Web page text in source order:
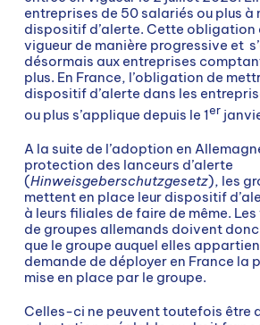
entreprises de 50 salariés ou plus à
dispositif d’alerte. Cette obligation
vigueur de manière progressive et
désormais aux entreprises
plus. En France, l’obligation de
dispositif d’alerte dans les
ou plus s’applique depuis le 1er
A la suite de l’adoption en
protection des lanceurs d’alerte
(Hinweisgeberschutzgesetz), les
mettent en place leur dispositif
à leurs filiales de faire de même.
de groupes allemands doivent donc
que le groupe auquel elles
demande de déployer en France la
mise en place par le groupe.
Celles-ci ne peuvent toutefois être